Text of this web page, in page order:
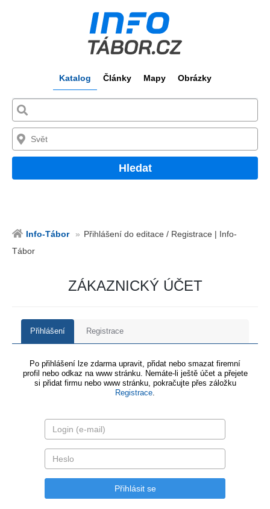
Katalog Články Mapy Obrázky
Hledat
Info-Tábor
Přihlášení do editace / Registrace | Info-
Tábor
ZÁKAZNICKÝ ÚČET
Přihlášení Registrace
Po přihlášení lze zdarma upravit, přidat nebo smazat firemní
profil nebo odkaz na www stránku. Nemáte-li ještě účet a přejete
si přidat firmu nebo www stránku, pokračujte přes záložku
Registrace.